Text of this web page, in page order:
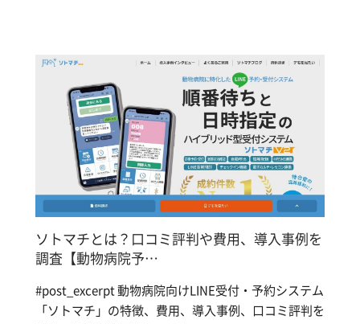
ソトマチとは？口コミ評判や費用、導入事例を
調査【動物病院予…
#post_excerpt 動物病院向けLINE受付・予約システム
「ソトマチ」の特徴、費用、導入事例、口コミ評判を